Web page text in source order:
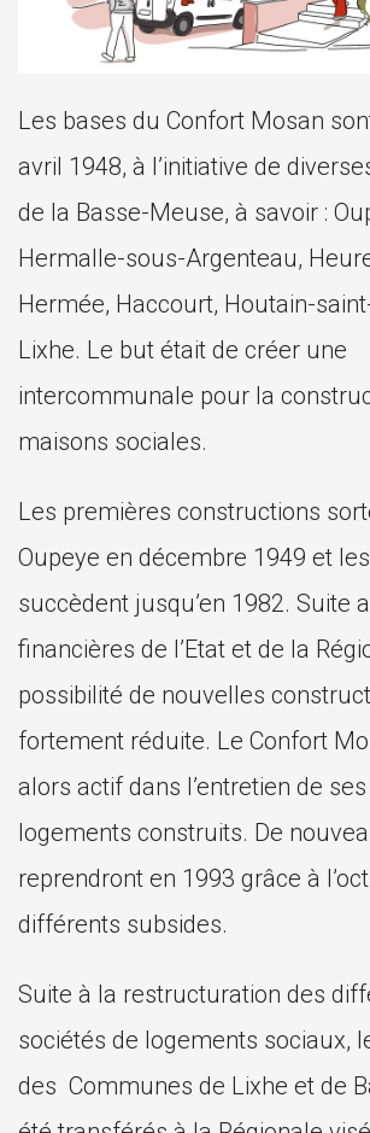
Les bases du Confort Mosan
avril 1948, à l’initiative de
de la Basse-Meuse, à savoir :
Hermalle-sous-Argenteau,
Hermée, Haccourt, Houtain-
Lixhe. Le but était de créer une
intercommunale pour la
maisons sociales.
Les premières constructions
Oupeye en décembre 1949 et
succèdent jusqu’en 1982. Suite
financières de l’Etat et de la
possibilité de nouvelles
fortement réduite. Le Confort
alors actif dans l’entretien de
logements construits. De
reprendront en 1993 grâce à
différents subsides.
Suite à la restructuration des
sociétés de logements sociaux,
des Communes de Lixhe et de